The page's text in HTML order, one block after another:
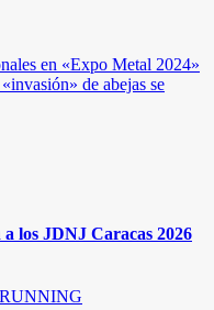
en «Expo Metal 2024»
de abejas se
los JDNJ Caracas 2026